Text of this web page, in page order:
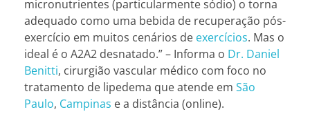
micronutrientes (particularmente sódio) o torna
adequado como uma bebida de recuperação pós-
exercício em muitos cenários de exercícios. Mas o
ideal é o A2A2 desnatado.” – Informa o Dr. Daniel
Benitti, cirurgião vascular médico com foco no
tratamento de lipedema que atende em São
Paulo, Campinas e a distância (online).